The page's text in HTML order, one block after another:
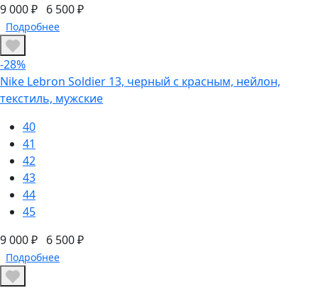
9 000 ₽ 6 500 ₽
Подробнее
-28%
Nike Lebron Soldier 13, черный с красным, нейлон,
текстиль, мужские
40
41
42
43
44
45
9 000 ₽ 6 500 ₽
Подробнее